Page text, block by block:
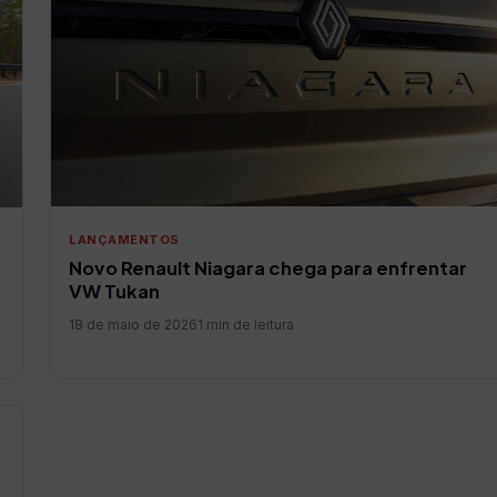
LANÇAMENTOS
Novo Renault Niagara chega para enfrentar
VW Tukan
18 de maio de 20261 min de leitura